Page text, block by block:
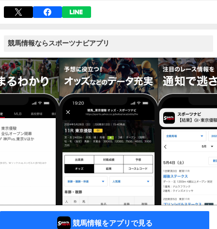
競馬情報ならスポーツナビアプリ
競馬情報をアプリで見る